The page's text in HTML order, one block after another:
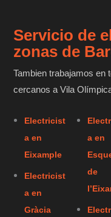
Servicio de
zonas de
Tambien trabajamos en
cercanos a Vila
Electricist
a en
Eixample
Electricist
a en
Gràcia
a en
de